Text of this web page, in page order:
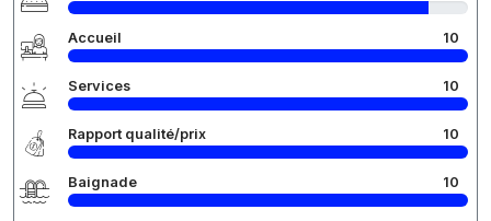
Accueil 10
Services 10
Rapport qualité/prix 10
Baignade 10